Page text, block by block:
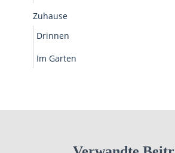
Zuhause
Drinnen
Im Garten